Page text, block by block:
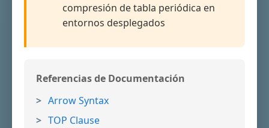
compresión de tabla periódica en
entornos desplegados
Referencias de Documentación
Arrow Syntax
TOP Clause